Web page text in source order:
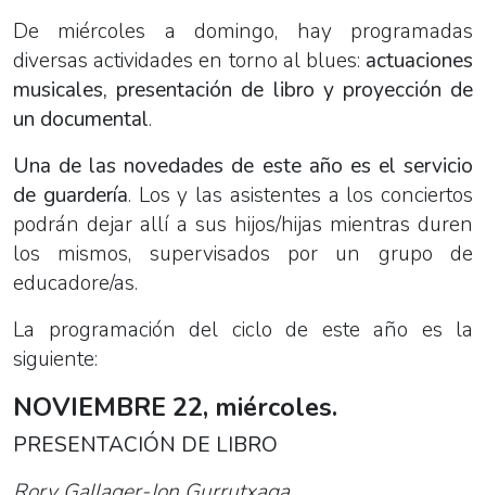
De miércoles a domingo, hay programadas
diversas actividades en torno al blues: actuaciones
musicales, presentación de libro y proyección de
un documental.
Una de las novedades de este año es el servicio
de guardería. Los y las asistentes a los conciertos
podrán dejar allí a sus hijos/hijas mientras duren
los mismos, supervisados por un grupo de
educadore/as.
La programación del ciclo de este año es la
siguiente:
NOVIEMBRE 22, miércoles.
PRESENTACIÓN DE LIBRO